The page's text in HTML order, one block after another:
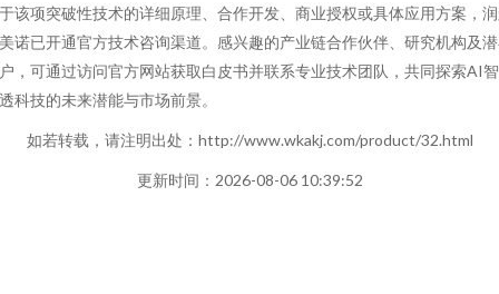
该项突破性技术的详细原理、合作开发、商业授权或具体应用方案，
诺已开通官方技术咨询渠道。感兴趣的产业链合作伙伴、研究机构及
，可通过访问官方网站获取白皮书并联系专业技术团队，共同探索AI
科技的未来潜能与市场前景。
如若转载，请注明出处：http://www.wkakj.com/product/32.html
更新时间：2026-08-06 10:39:52